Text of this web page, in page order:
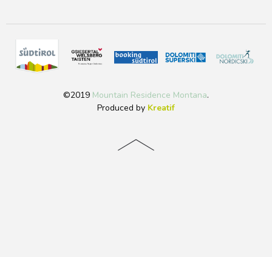
©2019 Mountain Residence Montana.
Produced by Kreatif